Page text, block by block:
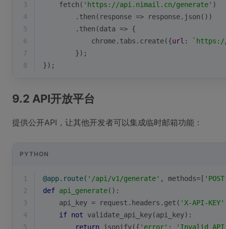
3
    fetch(
'https://api.nimail.cn/generate' )
4
        .then(
response => response.json())
5
        .then(
data => {
6
            chrome.tabs.create({
url :
7
        });
8
});
9.2 API开放平台
提供公开API，让其他开发者可以集成临时邮箱功能：
PYTHON
1 @app.route( '/api/v1/generate' , methods=[
2
def api_generate():
3
    api_key = request.headers.get(
'X-API-KEY'
4
if not validate_api_key(api_key):
5
return jsonify({ 'error' : 'Invalid